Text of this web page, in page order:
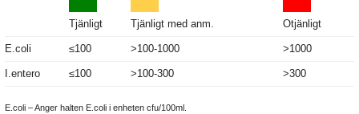
Tjänligt Tjänligt med anm. Otjänligt
E.coli ≤100 >100-1000 >1000
I.entero ≤100 >100-300 >300
E.coli – Anger halten E.coli i enheten cfu/100ml.